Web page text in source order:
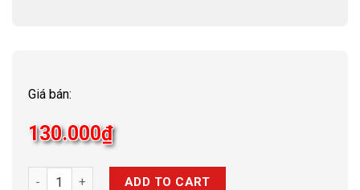
Giá bán:
130.000₫
Quantity ADD TO CART